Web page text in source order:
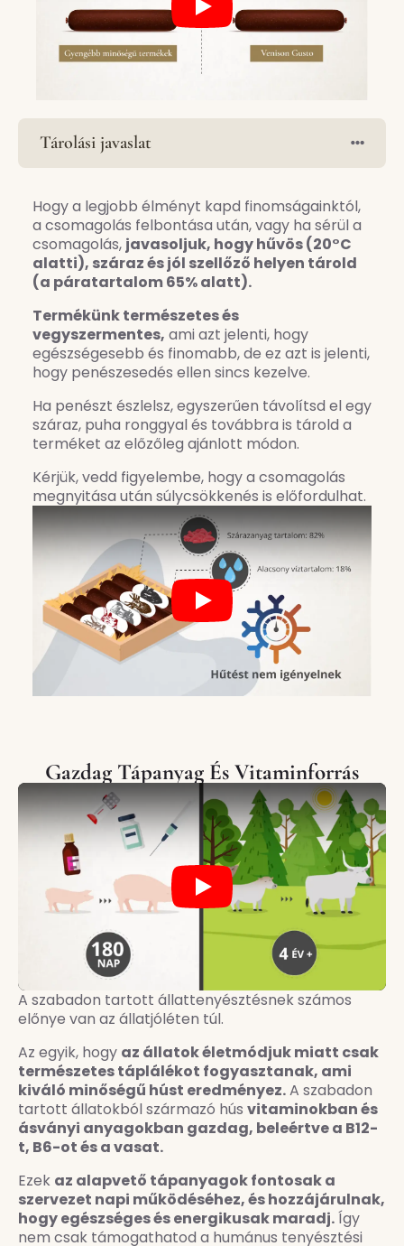
Play
Tárolási javaslat
Play
Hogy a legjobb élményt kapd finomságainktól,
a csomagolás felbontása után, vagy ha sérül a
csomagolás, javasoljuk, hogy hűvös (20°C
alatti), száraz és jól szellőző helyen tárold
(a páratartalom 65% alatt).
Termékünk természetes és
vegyszermentes, ami azt jelenti, hogy
egészségesebb és finomabb, de ez azt is jelenti,
hogy penészesedés ellen sincs kezelve.
Ha penészt észlelsz, egyszerűen távolítsd el egy
száraz, puha ronggyal és továbbra is tárold a
terméket az előzőleg ajánlott módon.
Kérjük, vedd figyelembe, hogy a csomagolás
megnyitása után súlycsökkenés is előfordulhat.
Gazdag Tápanyag És Vitaminforrás
Play
A szabadon tartott állattenyésztésnek számos
előnye van az állatjóléten túl.
Az egyik, hogy az állatok életmódjuk miatt csak
természetes táplálékot fogyasztanak, ami
kiváló minőségű húst eredményez.A szabadon
tartott állatokból származó hús vitaminokban és
ásványi anyagokban gazdag, beleértve a B12-
t, B6-ot és a vasat.
Ezek az alapvető tápanyagok fontosak a
szervezet napi működéséhez, és hozzájárulnak,
hogy egészséges és energikusak maradj.Így
nem csak támogathatod a humánus tenyésztési